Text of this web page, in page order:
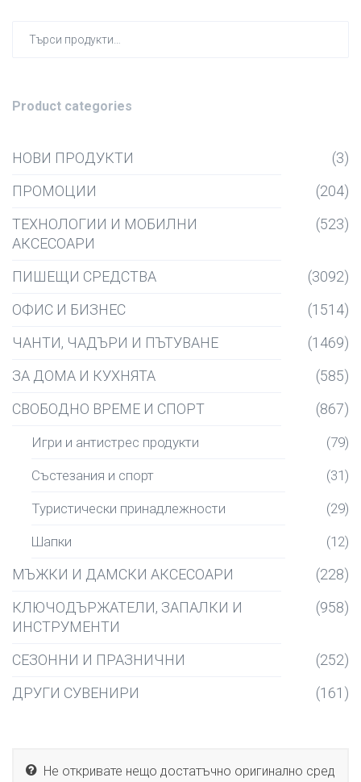
Product categories
НОВИ ПРОДУКТИ
(3)
ПРОМОЦИИ
(204)
ТЕХНОЛОГИИ И МОБИЛНИ
АКСЕСОАРИ
(523)
ПИШЕЩИ СРЕДСТВА
(3092)
ОФИС И БИЗНЕС
(1514)
ЧАНТИ, ЧАДЪРИ И ПЪТУВАНЕ
(1469)
ЗА ДОМА И КУХНЯТА
(585)
СВОБОДНО ВРЕМЕ И СПОРТ
(867)
Игри и антистрес продукти (79)
Състезания и спорт (31)
Туристически принадлежности (29)
Шапки (12)
МЪЖКИ И ДАМСКИ АКСЕСОАРИ
(228)
КЛЮЧОДЪРЖАТЕЛИ, ЗАПАЛКИ И
ИНСТРУМЕНТИ
(958)
СЕЗОННИ И ПРАЗНИЧНИ
(252)
ДРУГИ СУВЕНИРИ
(161)
Не откривате нещо достатъчно оригинално сред